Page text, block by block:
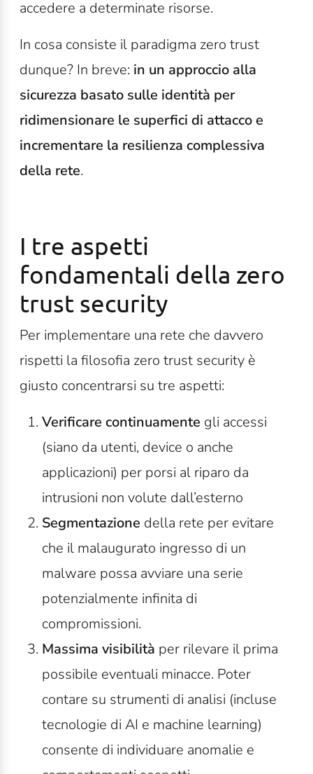
accedere a determinate risorse.
In cosa consiste il paradigma zero trust
dunque? In breve: in un approccio alla
sicurezza basato sulle identità per
ridimensionare le superfici di attacco e
incrementare la resilienza complessiva
della rete.
I tre aspetti
fondamentali della zero
trust security
Per implementare una rete che davvero
rispetti la filosofia zero trust security è
giusto concentrarsi su tre aspetti:
Verificare continuamente gli accessi
(siano da utenti, device o anche
applicazioni) per porsi al riparo da
intrusioni non volute dall’esterno
Segmentazione della rete per evitare
che il malaugurato ingresso di un
malware possa avviare una serie
potenzialmente infinita di
compromissioni.
Massima visibilità per rilevare il prima
possibile eventuali minacce. Poter
contare su strumenti di analisi (incluse
tecnologie di AI e machine learning)
consente di individuare anomalie e